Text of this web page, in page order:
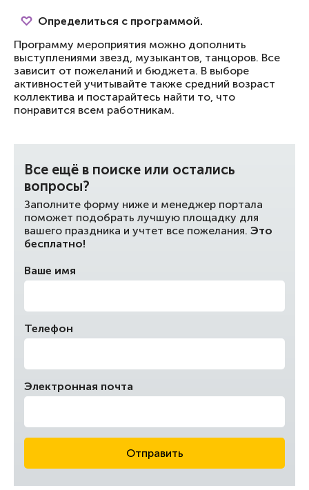
Определиться с программой.
Программу мероприятия можно дополнить
выступлениями звезд, музыкантов, танцоров. Все
зависит от пожеланий и бюджета. В выборе
активностей учитывайте также средний возраст
коллектива и постарайтесь найти то, что
понравится всем работникам.
Все ещё в поиске или остались
вопросы?
Заполните форму ниже и менеджер портала
поможет подобрать лучшую площадку для
вашего праздника и учтет все пожелания. Это
бесплатно!
Ваше имя
Телефон
Электронная почта
Отправить